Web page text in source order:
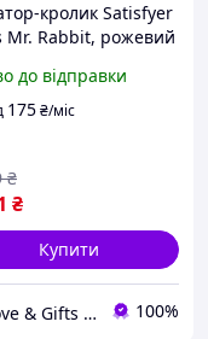
кролик Satisfyer
Mr. Rabbit, рожевий
до відправки
175₴/міс
₴
₴
Купити
❤️‍🔥 Love & Gifts 🎁 100%